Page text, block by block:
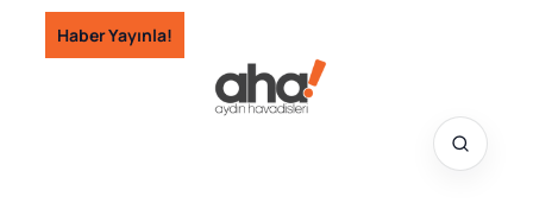
İçeriğe
geç
Haber Yayınla!